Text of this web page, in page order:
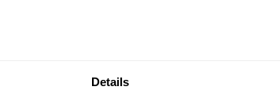
Detailsmerken